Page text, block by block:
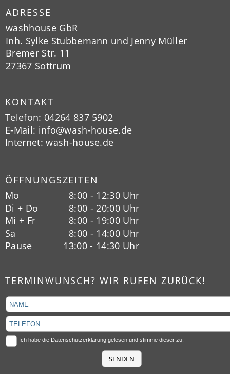
ADRESSE
washhouse GbR
Inh. Sylke Stubbemann und Jenny Müller
Bremer Str. 11
27367 Sottrum
KONTAKT
Telefon: 04264 837 5902
E-Mail: info@wash-house.de
Internet: wash-house.de
ÖFFNUNGSZEITEN
Mo
  8:00 - 12:30 Uhr
Di + Do
  8:00 - 20:00 Uhr
Mi + Fr
  8:00 - 19:00 Uhr
Sa
  8:00 - 14:00 Uhr
Pause
13:00 - 14:30 Uhr
Ich habe die Datenschutzerklärunggelesen und stimme dieser zu.
SENDEN
TERMINWUNSCH? WIR RUFEN ZURÜCK!